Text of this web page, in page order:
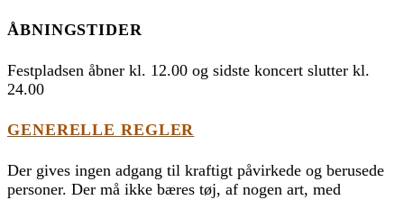
ÅBNINGSTIDER
Festpladsen åbner kl. 12.00 og sidste koncert slutter kl.
24.00
GENERELLE REGLER
Der gives ingen adgang til kraftigt påvirkede og berusede
personer. Der må ikke bæres tøj, af nogen art, med